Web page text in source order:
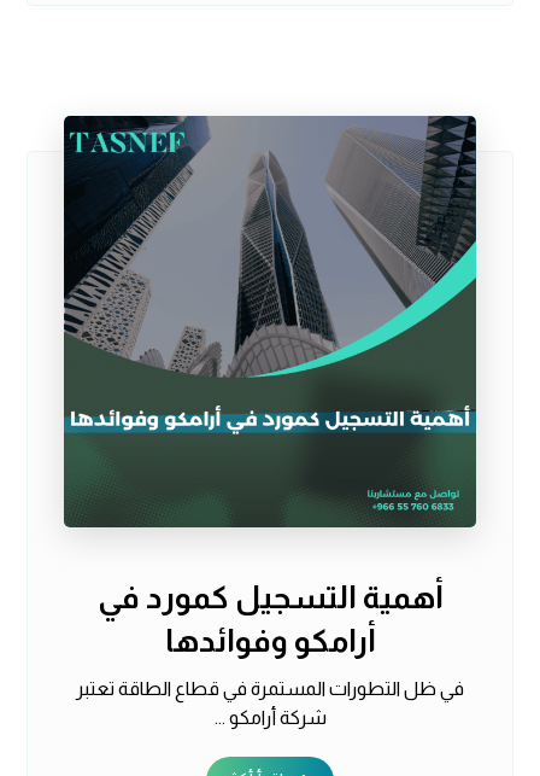
أهمية التسجيل كمورد في
أرامكو وفوائدها
في ظل التطورات المستمرة في قطاع الطاقة تعتبر
شركة أرامكو ...